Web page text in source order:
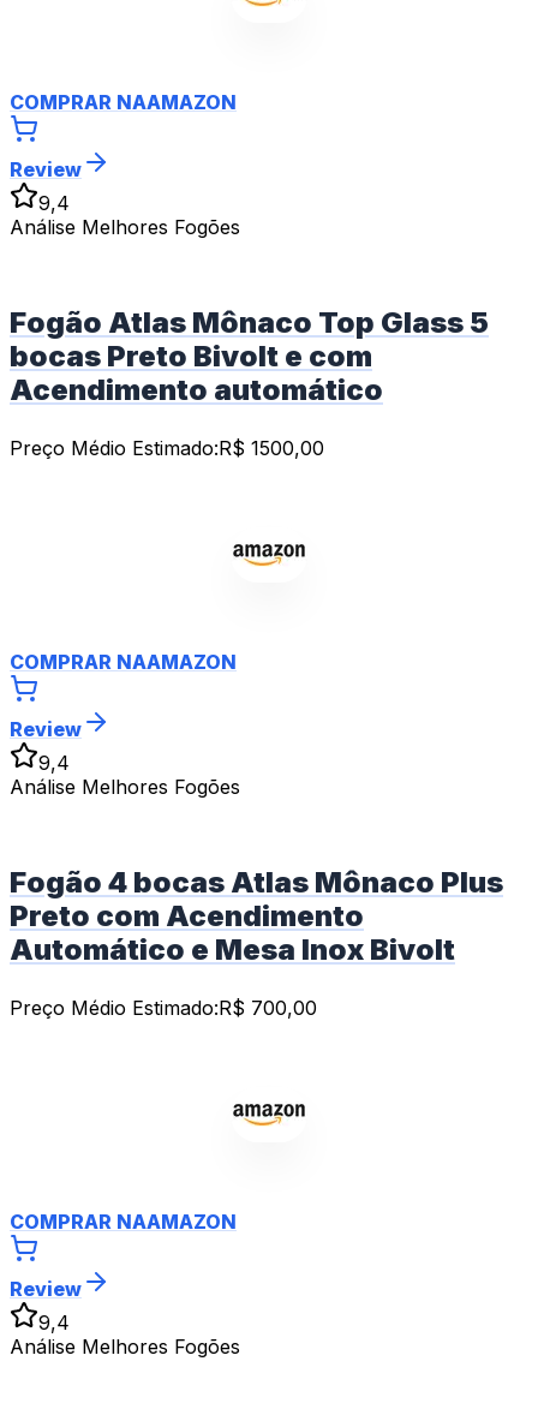
COMPRAR NAAMAZON
Review
9,4
Análise Melhores Fogões
Fogão Atlas Mônaco Top Glass 5
bocas Preto Bivolt e com
Acendimento automático
Preço Médio Estimado:R$ 1500,00
COMPRAR NAAMAZON
Review
9,4
Análise Melhores Fogões
Fogão 4 bocas Atlas Mônaco Plus
Preto com Acendimento
Automático e Mesa Inox Bivolt
Preço Médio Estimado:R$ 700,00
COMPRAR NAAMAZON
Review
9,4
Análise Melhores Fogões